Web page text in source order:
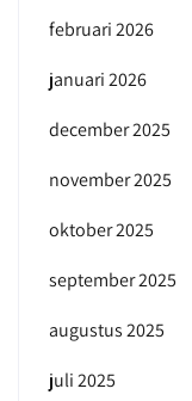
februari 2026
januari 2026
december 2025
november 2025
oktober 2025
september 2025
augustus 2025
juli 2025